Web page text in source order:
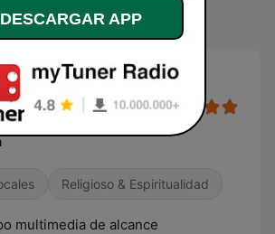
Religioso & Espiritualidad
multimedia de alcance
DESCARGAR APP